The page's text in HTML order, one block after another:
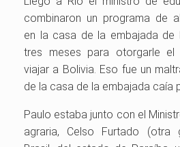
combinaron un programa de
en la casa de la embajada de
tres meses para otorgarle el
viajar a Bolivia. Eso fue un
de la casa de la embajada caía
Paulo estaba junto con el
agraria, Celso Furtado (otra